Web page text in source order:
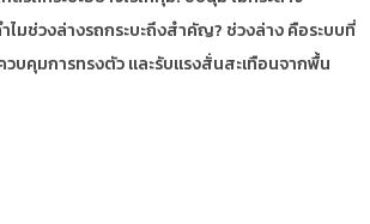
มช่วงล่างรถกระบะถึงสำคัญ? ช่วงล่าง คือระบบที่
บคุมการทรงตัว และรับแรงสั่นสะเทือนจากพื้น